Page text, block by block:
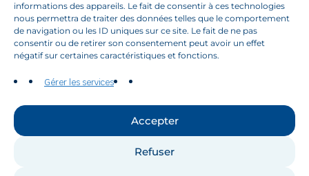
informations des appareils. Le fait de consentir à ces technologies
nous permettra de traiter des données telles que le comportement
de navigation ou les ID uniques sur ce site. Le fait de ne pas
consentir ou de retirer son consentement peut avoir un effet
négatif sur certaines caractéristiques et fonctions.
Gérer les services
Accepter
Refuser
Suivez-nous
Contactez-nous